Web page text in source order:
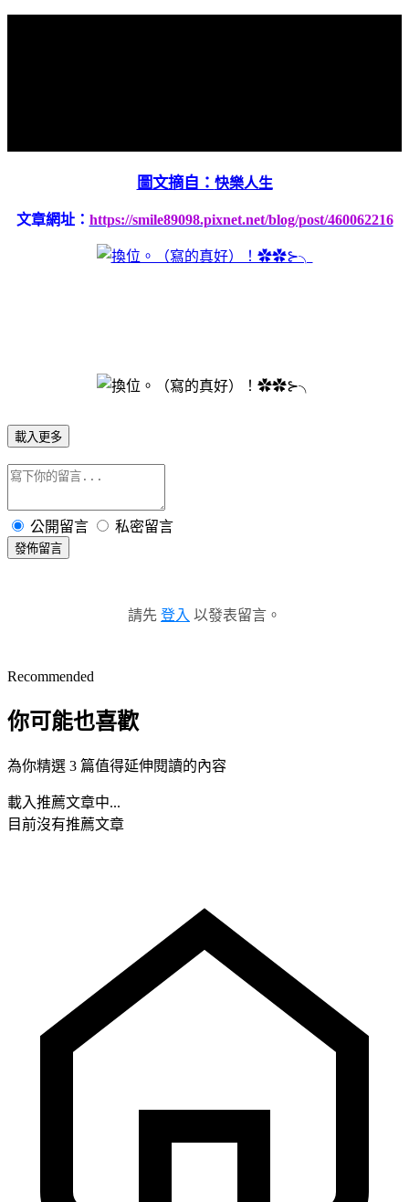
圖文摘自： 快樂人生
文章網址： https://smile89098.pixnet.net/blog/post/460062216
載入更多
公開留言 私密留言
發佈留言
請先 登入 以發表留言。
Recommended
你可能也喜歡
為你精選 3 篇值得延伸閱讀的內容
載入推薦文章中...
目前沒有推薦文章